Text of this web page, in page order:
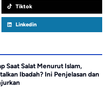
Tiktok
Linkedin
Saat Salat Menurut Islam,
Ibadah? Ini Penjelasan dan